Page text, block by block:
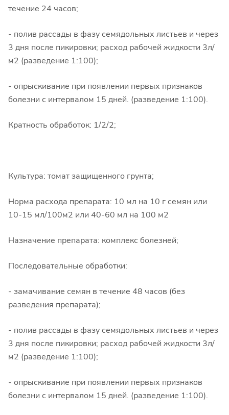
течение 24 часов;
- полив рассады в фазу семядольных листьев и через
3 дня после пикировки; расход рабочей жидкости 3л/
м2 (разведение 1:100);
- опрыскивание при появлении первых признаков
болезни с интервалом 15 дней. (разведение 1:100).
Кратность обработок: 1/2/2;
Культура: томат защищенного грунта;
Норма расхода препарата: 10 мл на 10 г семян или
10-15 мл/100м2 или 40-60 мл на 100 м2
Назначение препарата: комплекс болезней;
Последовательные обработки:
- замачивание семян в течение 48 часов (без
разведения препарата);
- полив рассады в фазу семядольных листьев и через
3 дня после пикировки; расход рабочей жидкости 3л/
м2 (разведение 1:100);
- опрыскивание при появлении первых признаков
болезни с интервалом 15 дней. (разведение 1:100).